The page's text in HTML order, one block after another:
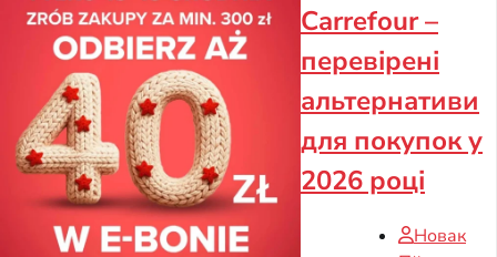
Carrefour –
перевірені
альтернативи
для покупок у
2026 році
Новак